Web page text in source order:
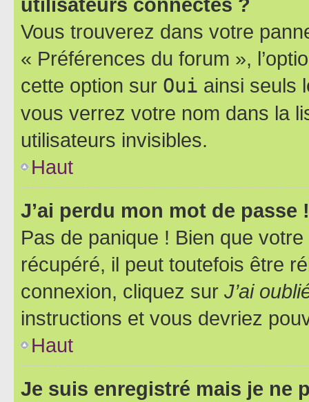
Vous trouverez dans votre
« Préférences du forum »,
cette option sur Oui ainsi seuls
vous verrez votre nom dans la
utilisateurs invisibles.
Haut
J’ai perdu mon mot de passe !
Pas de panique ! Bien que
récupéré, il peut toutefois être
connexion, cliquez sur J’ai
instructions et vous devriez
Haut
Je suis enregistré mais je ne